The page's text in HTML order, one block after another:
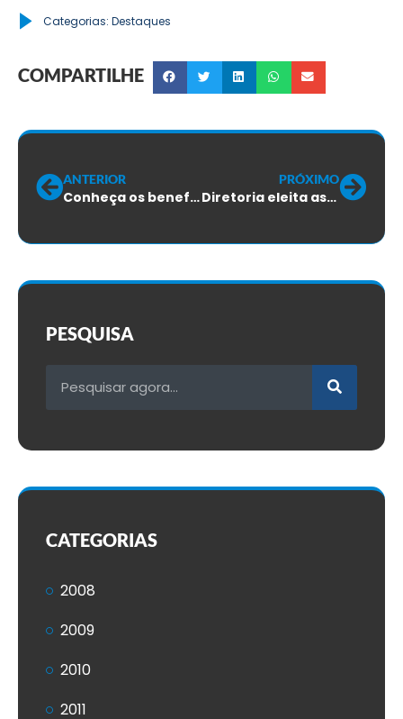
Categorias: Destaques
COMPARTILHE
ANTERIOR
Conheça os benefícios do cartão Masterclin
PRÓXIMO
Diretoria eleita assume gestão do Sinttel-SC nesta semana
PESQUISA
CATEGORIAS
2008
2009
2010
2011